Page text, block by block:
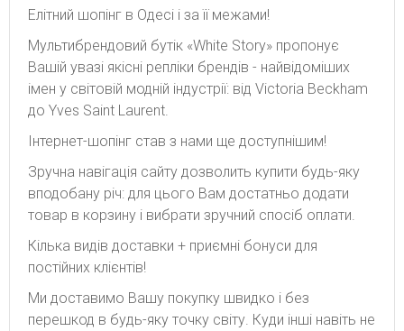
Елітний шопінг в Одесі і за її межами!
Мультибрендовий бутік «White Story» пропонує
Вашій увазі якісні репліки брендів - найвідоміших
імен у світовій модній індустрії: від Victoria Beckham
до Yves Saint Laurent.
Інтернет-шопінг став з нами ще доступнішим!
Зручна навігація сайту дозволить купити будь-яку
вподобану річ: для цього Вам достатньо додати
товар в корзину і вибрати зручний спосіб оплати.
Кілька видів доставки + приємні бонуси для
постійних клієнтів!
Ми доставимо Вашу покупку швидко і без
перешкод в будь-яку точку світу. Куди інші навіть не